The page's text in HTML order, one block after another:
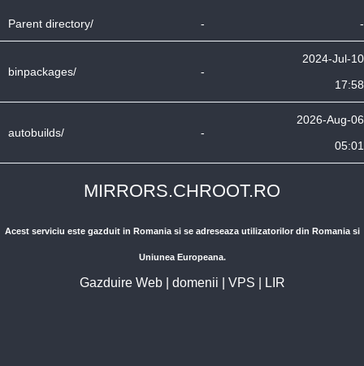
Parent directory/ - -
binpackages/ -
2024-Jul-10
17:58
autobuilds/ -
2026-Aug-06
05:01
MIRRORS.CHROOT.RO
Acest serviciu este gazduit in Romania si se adreseaza utilizatorilor din Romania si
Uniunea Europeana.
Gazduire Web| domenii VPS LIR